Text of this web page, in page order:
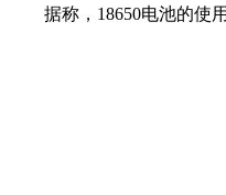
据称，18650电池的使